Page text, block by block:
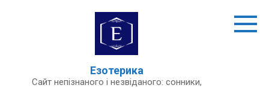
Езотерика
Сайт непізнаного і незвіданого: сонники,